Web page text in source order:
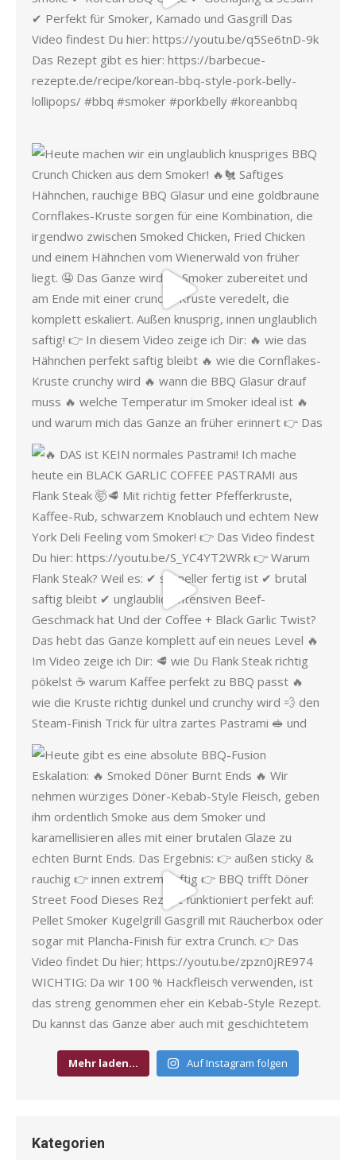
Mehr laden… Auf Instagram folgen
Kategorien